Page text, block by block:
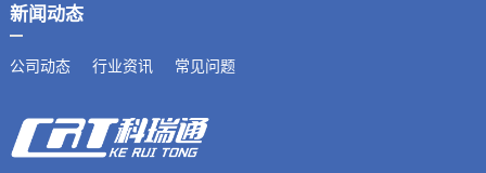
新闻动态
公司动态 行业资讯 常见问题